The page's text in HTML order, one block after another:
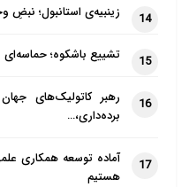
14 زینبیه‌ی استانبول؛
15 تشییع باشکوه؛
16
رهبر کاتولیک‌های
برده‌داری،…
17
آماده توسعه همکاری
هستیم